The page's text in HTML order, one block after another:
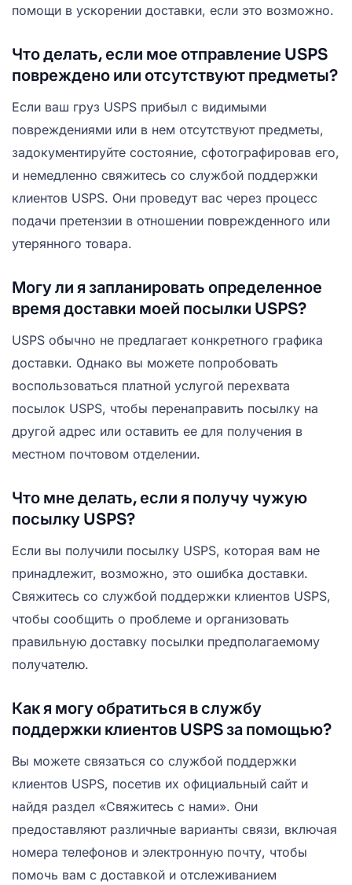
помощи в ускорении доставки, если это возможно.
Что делать, если мое отправление USPS
повреждено или отсутствуют предметы?
Если ваш груз USPS прибыл с видимыми
повреждениями или в нем отсутствуют предметы,
задокументируйте состояние, сфотографировав его,
и немедленно свяжитесь со службой поддержки
клиентов USPS. Они проведут вас через процесс
подачи претензии в отношении поврежденного или
утерянного товара.
Могу ли я запланировать определенное
время доставки моей посылки USPS?
USPS обычно не предлагает конкретного графика
доставки. Однако вы можете попробовать
воспользоваться платной услугой перехвата
посылок USPS, чтобы перенаправить посылку на
другой адрес или оставить ее для получения в
местном почтовом отделении.
Что мне делать, если я получу чужую
посылку USPS?
Если вы получили посылку USPS, которая вам не
принадлежит, возможно, это ошибка доставки.
Свяжитесь со службой поддержки клиентов USPS,
чтобы сообщить о проблеме и организовать
правильную доставку посылки предполагаемому
получателю.
Как я могу обратиться в службу
поддержки клиентов USPS за помощью?
Вы можете связаться со службой поддержки
клиентов USPS, посетив их официальный сайт и
найдя раздел «Свяжитесь с нами». Они
предоставляют различные варианты связи, включая
номера телефонов и электронную почту, чтобы
помочь вам с доставкой и отслеживанием